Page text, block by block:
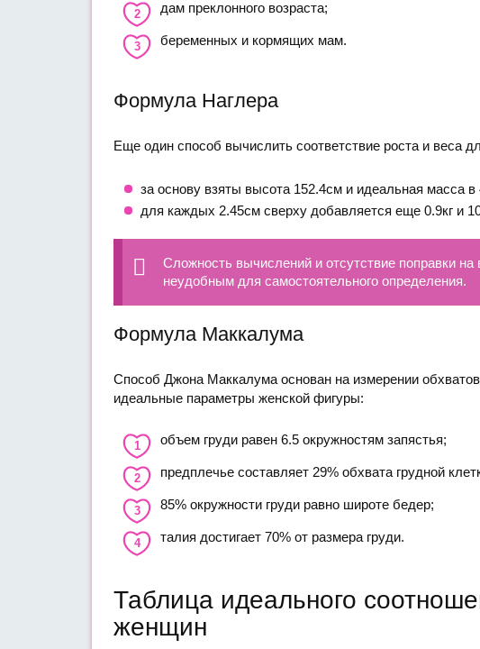
дам преклонного возраста;
беременных и кормящих мам.
Формула Наглера
Еще один способ вычислить соответствие роста и веса
за основу взяты высота 152.4см и идеальная масса в
для каждых 2.45см сверху добавляется еще 0.9кг и
Сложность вычислений и отсутствие поправки на
неудобным для самостоятельного определения.
Формула Маккалума
Способ Джона Маккалума основан на измерении
идеальные параметры женской фигуры:
объем груди равен 6.5 окружностям запястья;
предплечье составляет 29% обхвата грудной
85% окружности груди равно широте бедер;
талия достигает 70% от размера груди.
Таблица идеального
женщин